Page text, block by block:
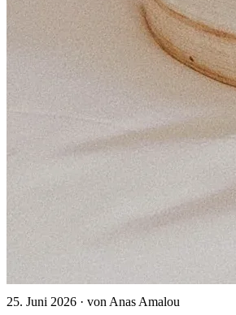
25. Juni 2026 · von Anas Amalou